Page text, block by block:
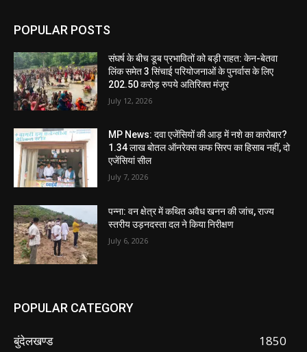
POPULAR POSTS
संघर्ष के बीच डूब प्रभावितों को बड़ी राहत: केन-बेतवा
लिंक समेत 3 सिंचाई परियोजनाओं के पुनर्वास के लिए
202.50 करोड़ रुपये अतिरिक्त मंजूर
July 12, 2026
MP News: दवा एजेंसियों की आड़ में नशे का कारोबार?
1.34 लाख बोतल ऑनरेक्स कफ सिरप का हिसाब नहीं, दो
एजेंसियां सील
July 7, 2026
पन्ना: वन क्षेत्र में कथित अवैध खनन की जांच, राज्य
स्तरीय उड़नदस्ता दल ने किया निरीक्षण
July 6, 2026
POPULAR CATEGORY
बुंदेलखण्ड
1850